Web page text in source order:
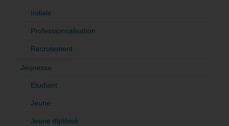
Initiale
Professionnalisation
Recrutement
Jeunesse
Etudiant
Jeune
Jeune diplômé